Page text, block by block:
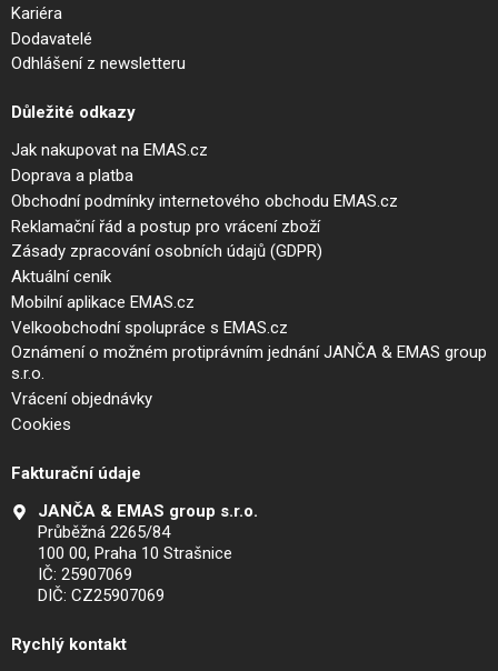
Kariéra
Dodavatelé
Odhlášení z newsletteru
Důležité odkazy
Jak nakupovat na EMAS.cz
Doprava a platba
Obchodní podmínky internetového obchodu EMAS.cz
Reklamační řád a postup pro vrácení zboží
Zásady zpracování osobních údajů (GDPR)
Aktuální ceník
Mobilní aplikace EMAS.cz
Velkoobchodní spolupráce s EMAS.cz
Oznámení o možném protiprávním jednání JANČA & EMAS group
s.r.o.
Vrácení objednávky
Cookies
Fakturační údaje
JANČA & EMAS group s.r.o.
Průběžná 2265/84
100 00, Praha 10 Strašnice
IČ: 25907069
DIČ: CZ25907069
Rychlý kontakt